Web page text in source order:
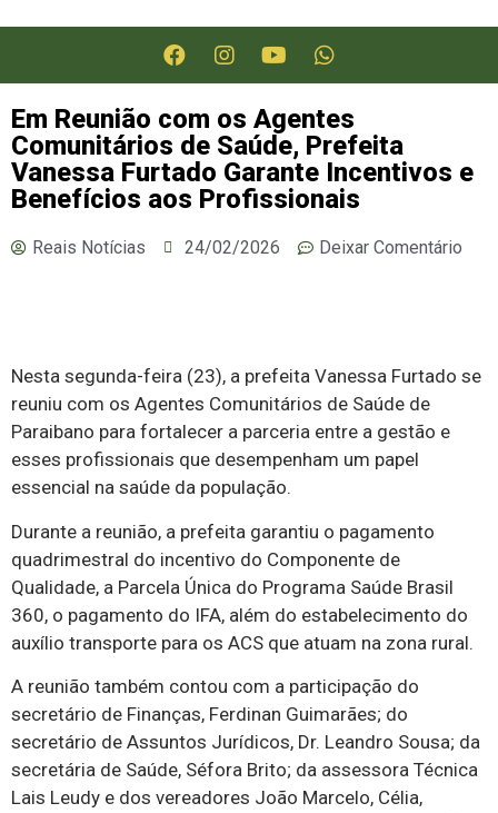
Em Reunião com os Agentes
Comunitários de Saúde, Prefeita
Vanessa Furtado Garante Incentivos e
Benefícios aos Profissionais
Reais Notícias 24/02/2026 Deixar Comentário
Nesta segunda-feira (23), a prefeita Vanessa Furtado se
reuniu com os Agentes Comunitários de Saúde de
Paraibano para fortalecer a parceria entre a gestão e
esses profissionais que desempenham um papel
essencial na saúde da população.
Durante a reunião, a prefeita garantiu o pagamento
quadrimestral do incentivo do Componente de
Qualidade, a Parcela Única do Programa Saúde Brasil
360, o pagamento do IFA, além do estabelecimento do
auxílio transporte para os ACS que atuam na zona rural.
A reunião também contou com a participação do
secretário de Finanças, Ferdinan Guimarães; do
secretário de Assuntos Jurídicos, Dr. Leandro Sousa; da
secretária de Saúde, Séfora Brito; da assessora Técnica
Lais Leudy e dos vereadores João Marcelo, Célia,